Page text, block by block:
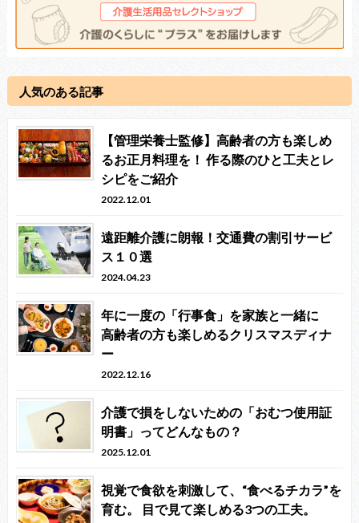
人気のある記事
【管理栄養士監修】高齢者の方も楽しめ
るお正月料理を！ 作る際のひと工夫とレ
シピをご紹介
2022.12.01
遠距離介護に朗報！交通費の割引サービ
ス１０選
2024.04.23
年に一度の「行事食」を家族と一緒に
高齢者の方も楽しめるクリスマスディナ
ー
2022.12.16
介護で損をしないための「おむつ使用証
明書」ってどんなもの？
2025.12.01
視覚で食欲を刺激して、“食べるチカラ”を
育む。 目で見て楽しめる3つの工夫。